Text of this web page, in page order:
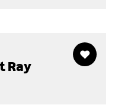
Ray